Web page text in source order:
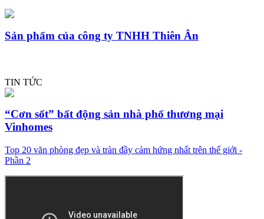
Sản phẩm của công ty TNHH Thiên Ân
TIN TỨC
“Cơn sốt” bất động sản nhà phố thương mại
Vinhomes
Top 20 văn phòng đẹp và tràn đầy cảm hứng nhất trên thế giới -
Phần 2